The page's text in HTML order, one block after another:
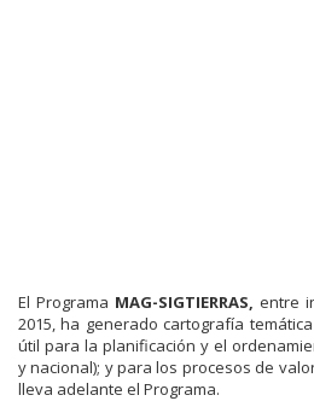
El Programa MAG-SIGTIERRAS,entre
2015, ha generado cartografía
útil para la planificación y el
y nacional); y para los procesos de
lleva adelante el Programa.